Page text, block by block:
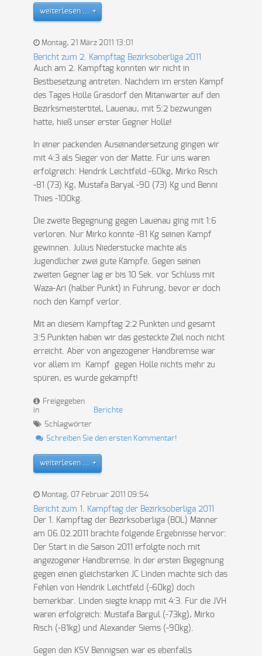
weiterlesen ...
Montag, 21 März 2011 13:01
Bericht zum 2. Kampftag Bezirksoberliga 2011
Auch am 2. Kampftag konnten wir nicht in
Bestbesetzung antreten. Nachdem im ersten Kampf
des Tages Holle Grasdorf den Mitanwärter auf den
Bezirksmeistertitel, Lauenau, mit 5:2 bezwungen
hatte, hieß unser erster Gegner Holle!
In einer packenden Auseinandersetzung gingen wir
mit 4:3 als Sieger von der Matte. Für uns waren
erfolgreich: Hendrik Leichtfeld -60kg, Mirko Risch
-81 (73) Kg, Mustafa Baryal -90 (73) Kg und Benni
Thies -100kg.
Die zweite Begegnung gegen Lauenau ging mit 1:6
verloren. Nur Mirko konnte -81 Kg seinen Kampf
gewinnen. Julius Niederstucke machte als
Jugendlicher zwei gute Kämpfe. Gegen seinen
zweiten Gegner lag er bis 10 Sek. vor Schluss mit
Waza-Ari (halber Punkt) in Führung, bevor er doch
noch den Kampf verlor.
Mit an diesem Kampftag 2:2 Punkten und gesamt
3:5 Punkten haben wir das gesteckte Ziel noch nicht
erreicht. Aber von angezogener Handbremse war
vor allem im Kampf gegen Holle nichts mehr zu
spüren, es wurde gekämpft!
Freigegeben
in
Berichte
Schlagwörter
Schreiben Sie den ersten Kommentar!
weiterlesen ...
Montag, 07 Februar 2011 09:54
Bericht zum 1. Kampftag der Bezirksoberliga 2011
Der 1. Kampftag der Bezirksoberliga (BOL) Männer
am 06.02.2011 brachte folgende Ergebnisse hervor:
Der Start in die Saison 2011 erfolgte noch mit
angezogener Handbremse. In der ersten Begegnung
gegen einen gleichstarken JC Linden machte sich das
Fehlen von Hendrik Leichtfeld (-60kg) doch
bemerkbar. Linden siegte knapp mit 4:3. Für die JVH
waren erfolgreich: Mustafa Bargul (-73kg), Mirko
Risch (-81kg) und Alexander Siems (-90kg).
Gegen den KSV Bennigsen war es ebenfalls